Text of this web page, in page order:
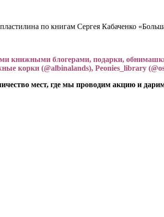
по книгам Сергея Кабаченко
книжными блогерами, подарки,
корки (@albinalands), Peonies_library (@
мест, где мы проводим акцию и